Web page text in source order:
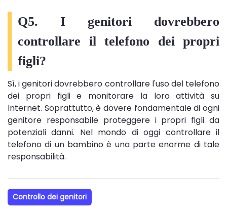
Q5. I genitori dovrebbero
controllare il telefono dei propri
figli?
Sì, i genitori dovrebbero controllare l'uso del telefono
dei propri figli e monitorare la loro attività su
Internet. Soprattutto, è dovere fondamentale di ogni
genitore responsabile proteggere i propri figli da
potenziali danni. Nel mondo di oggi controllare il
telefono di un bambino è una parte enorme di tale
responsabilità.
Controllo dei genitori